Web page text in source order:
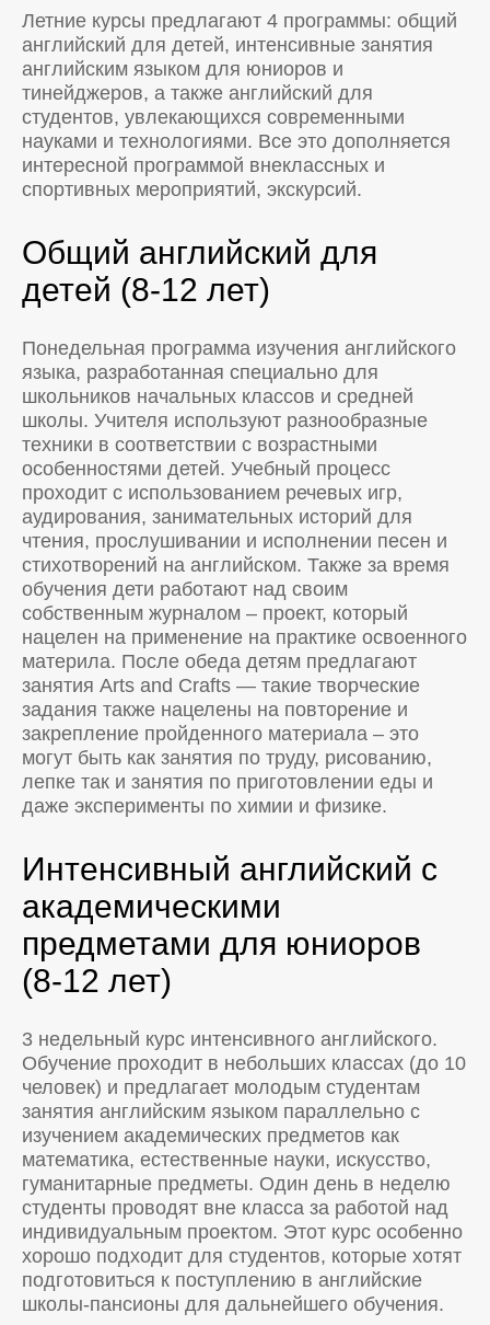
Летние курсы предлагают 4 программы: общий
английский для детей, интенсивные занятия
английским языком для юниоров и
тинейджеров, а также английский для
студентов, увлекающихся современными
науками и технологиями. Все это дополняется
интересной программой внеклассных и
спортивных мероприятий, экскурсий.
Общий английский для
детей (8-12 лет)
Понедельная программа изучения английского
языка, разработанная специально для
школьников начальных классов и средней
школы. Учителя используют разнообразные
техники в соответствии с возрастными
особенностями детей. Учебный процесс
проходит с использованием речевых игр,
аудирования, занимательных историй для
чтения, прослушивании и исполнении песен и
стихотворений на английском. Также за время
обучения дети работают над своим
собственным журналом – проект, который
нацелен на применение на практике освоенного
материла. После обеда детям предлагают
занятия Arts and Crafts — такие творческие
задания также нацелены на повторение и
закрепление пройденного материала – это
могут быть как занятия по труду, рисованию,
лепке так и занятия по приготовлении еды и
даже эксперименты по химии и физике.
Интенсивный английский с
академическими
предметами для юниоров
(8-12 лет)
3 недельный курс интенсивного английского.
Обучение проходит в небольших классах (до 10
человек) и предлагает молодым студентам
занятия английским языком параллельно с
изучением академических предметов как
математика, естественные науки, искусство,
гуманитарные предметы. Один день в неделю
студенты проводят вне класса за работой над
индивидуальным проектом. Этот курс особенно
хорошо подходит для студентов, которые хотят
подготовиться к поступлению в английские
школы-пансионы для дальнейшего обучения.